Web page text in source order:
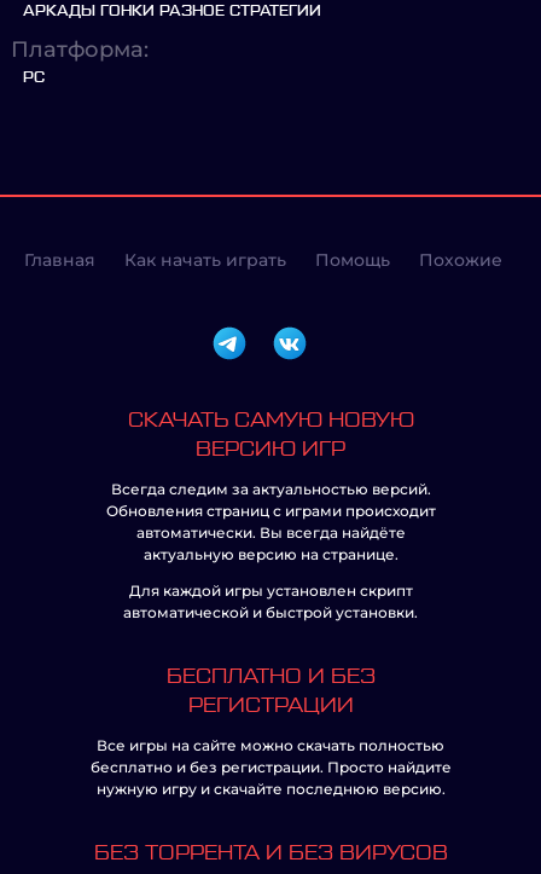
АРКАДЫ ГОНКИ РАЗНОЕ СТРАТЕГИИ
Платформа:
PC
Главная Как начать играть Помощь Похожие
СКАЧАТЬ САМУЮ НОВУЮ
ВЕРСИЮ ИГР
Всегда следим за актуальностью версий.
Обновления страниц с играми происходит
автоматически. Вы всегда найдёте
актуальную версию на странице.
Для каждой игры установлен скрипт
автоматической и быстрой установки.
БЕСПЛАТНО И БЕЗ
РЕГИСТРАЦИИ
Все игры на сайте можно скачать полностью
бесплатно и без регистрации. Просто найдите
нужную игру и скачайте последнюю версию.
БЕЗ ТОРРЕНТА И БЕЗ ВИРУСОВ